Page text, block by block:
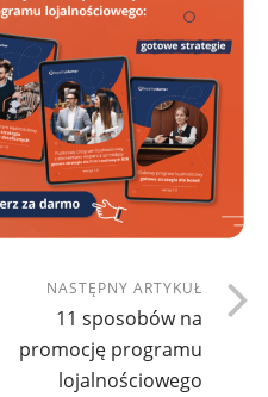
NASTĘPNY ARTYKUŁ
11 sposobów na
promocję programu
lojalnościowego